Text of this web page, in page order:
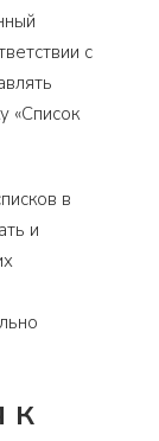
с
«Список
в
и
к